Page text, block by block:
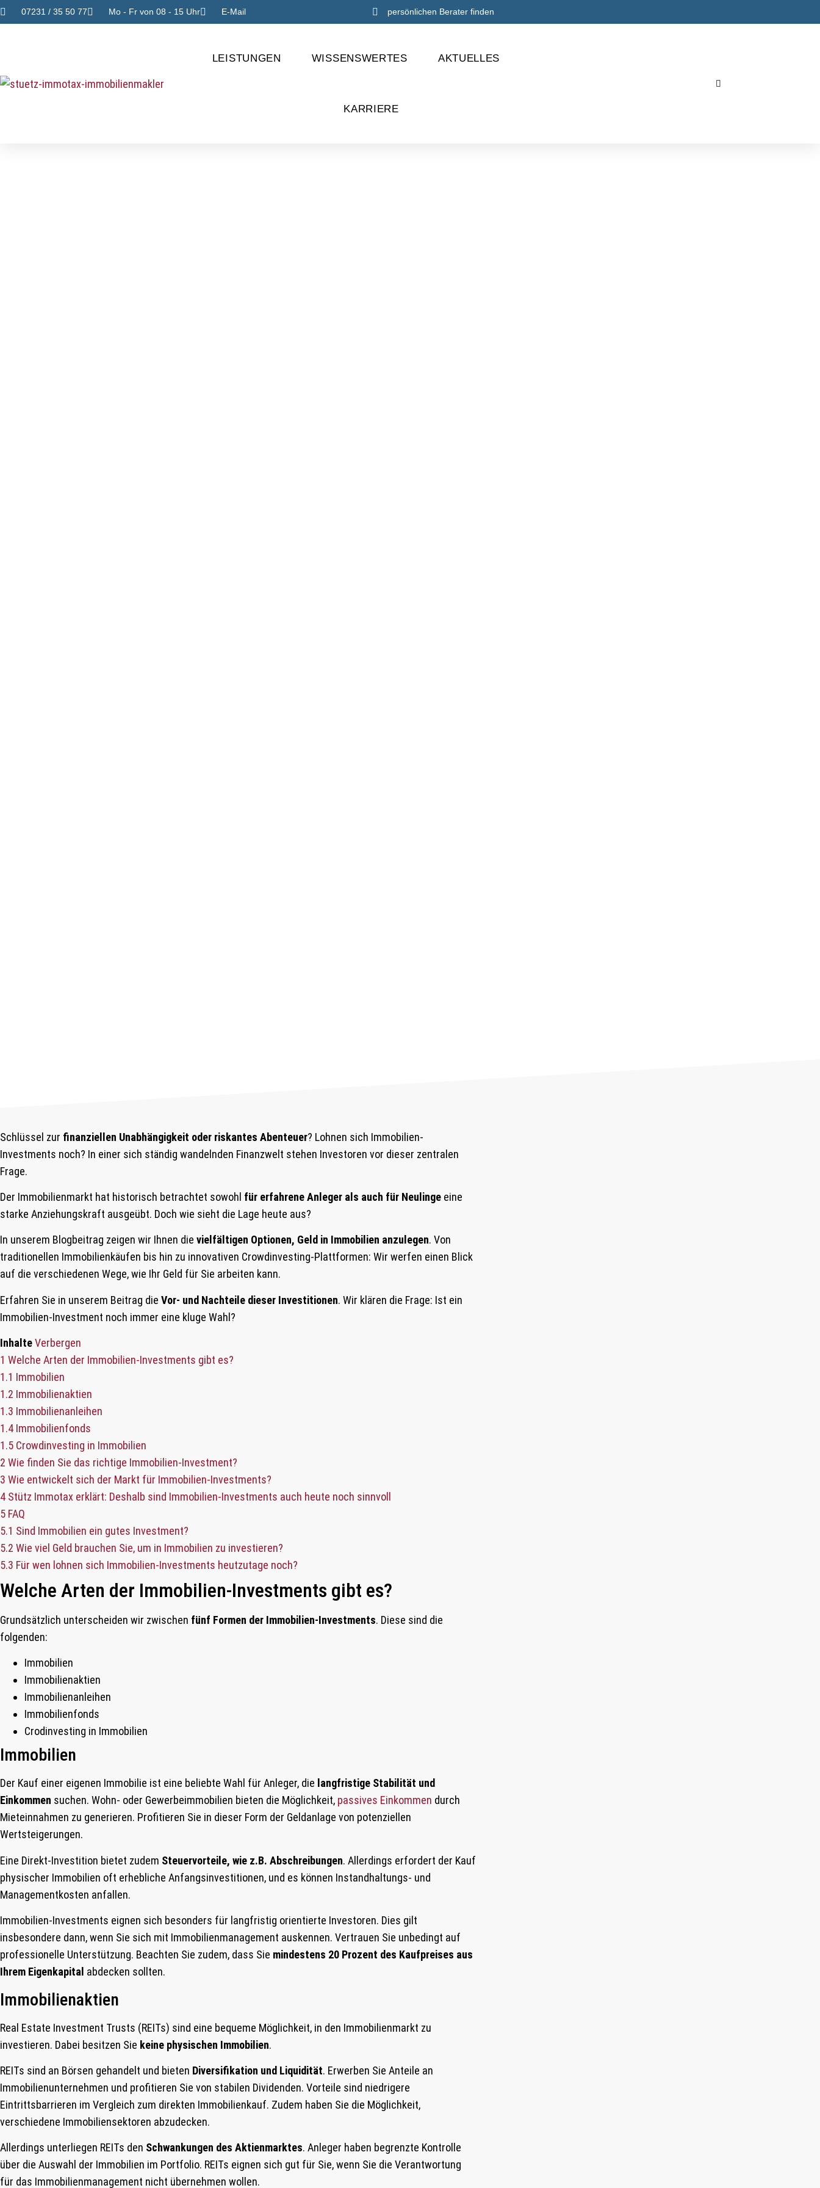
07231 / 35 50 77 Mo - Fr von 08 - 15 Uhr E-Mail persönlichen Berater finden
LEISTUNGEN WISSENSWERTES AKTUELLES
KARRIERE
Schlüssel zur finanziellen Unabhängigkeit oder riskantes Abenteuer? Lohnen sich Immobilien-
Investments noch? In einer sich ständig wandelnden Finanzwelt stehen Investoren vor dieser zentralen
Frage.
Der Immobilienmarkt hat historisch betrachtet sowohl für erfahrene Anleger als auch für Neulinge eine
starke Anziehungskraft ausgeübt. Doch wie sieht die Lage heute aus?
In unserem Blogbeitrag zeigen wir Ihnen die vielfältigen Optionen, Geld in Immobilien anzulegen. Von
traditionellen Immobilienkäufen bis hin zu innovativen Crowdinvesting-Plattformen: Wir werfen einen Blick
auf die verschiedenen Wege, wie Ihr Geld für Sie arbeiten kann.
Erfahren Sie in unserem Beitrag die Vor- und Nachteile dieser Investitionen. Wir klären die Frage: Ist ein
Immobilien-Investment noch immer eine kluge Wahl?
InhalteVerbergen
1 Welche Arten der Immobilien-Investments gibt es?
1.1 Immobilien
1.2 Immobilienaktien
1.3 Immobilienanleihen
1.4 Immobilienfonds
1.5 Crowdinvesting in Immobilien
2 Wie finden Sie das richtige Immobilien-Investment?
3 Wie entwickelt sich der Markt für Immobilien-Investments?
4 Stütz Immotax erklärt: Deshalb sind Immobilien-Investments auch heute noch sinnvoll
5 FAQ
5.1 Sind Immobilien ein gutes Investment?
5.2 Wie viel Geld brauchen Sie, um in Immobilien zu investieren?
5.3 Für wen lohnen sich Immobilien-Investments heutzutage noch?
Welche Arten der Immobilien-Investments gibt es?
Grundsätzlich unterscheiden wir zwischen fünf Formen der Immobilien-Investments. Diese sind die
folgenden:
Immobilien
Immobilienaktien
Immobilienanleihen
Immobilienfonds
Crodinvesting in Immobilien
Immobilien
Der Kauf einer eigenen Immobilie ist eine beliebte Wahl für Anleger, die langfristige Stabilität und
Einkommen suchen. Wohn- oder Gewerbeimmobilien bieten die Möglichkeit, passives Einkommen durch
Mieteinnahmen zu generieren. Profitieren Sie in dieser Form der Geldanlage von potenziellen
Wertsteigerungen.
Eine Direkt-Investition bietet zudem Steuervorteile, wie z.B. Abschreibungen. Allerdings erfordert der Kauf
physischer Immobilien oft erhebliche Anfangsinvestitionen, und es können Instandhaltungs- und
Managementkosten anfallen.
Immobilien-Investments eignen sich besonders für langfristig orientierte Investoren. Dies gilt
insbesondere dann, wenn Sie sich mit Immobilienmanagement auskennen. Vertrauen Sie unbedingt auf
professionelle Unterstützung. Beachten Sie zudem, dass Sie mindestens 20 Prozent des Kaufpreises aus
Ihrem Eigenkapital abdecken sollten.
Immobilienaktien
Real Estate Investment Trusts (REITs) sind eine bequeme Möglichkeit, in den Immobilienmarkt zu
investieren. Dabei besitzen Sie keine physischen Immobilien.
REITs sind an Börsen gehandelt und bieten Diversifikation und Liquidität. Erwerben Sie Anteile an
Immobilienunternehmen und profitieren Sie von stabilen Dividenden. Vorteile sind niedrigere
Eintrittsbarrieren im Vergleich zum direkten Immobilienkauf. Zudem haben Sie die Möglichkeit,
verschiedene Immobiliensektoren abzudecken.
Allerdings unterliegen REITs den Schwankungen des Aktienmarktes. Anleger haben begrenzte Kontrolle
über die Auswahl der Immobilien im Portfolio. REITs eignen sich gut für Sie, wenn Sie die Verantwortung
für das Immobilienmanagement nicht übernehmen wollen.